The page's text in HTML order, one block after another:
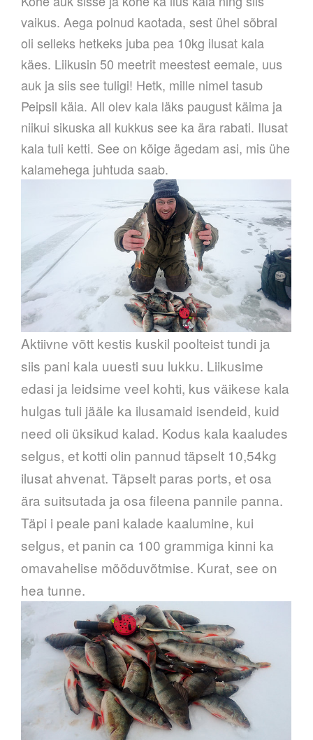
vaikus. Aega polnud kaotada, sest ühel sõbral
oli selleks hetkeks juba pea 10kg ilusat kala
käes. Liikusin 50 meetrit meestest eemale, uus
auk ja siis see tuligi! Hetk, mille nimel tasub
Peipsil käia. All olev kala läks paugust käima ja
niikui sikuska all kukkus see ka ära rabati. Ilusat
kala tuli ketti. See on kõige ägedam asi, mis ühe
kalamehega juhtuda saab.
Aktiivne võtt kestis kuskil poolteist tundi ja
siis pani kala uuesti suu lukku. Liikusime
edasi ja leidsime veel kohti, kus väikese kala
hulgas tuli jääle ka ilusamaid isendeid, kuid
need oli üksikud kalad. Kodus kala kaaludes
selgus, et kotti olin pannud täpselt 10,54kg
ilusat ahvenat. Täpselt paras ports, et osa
ära suitsutada ja osa fileena pannile panna.
Täpi i peale pani kalade kaalumine, kui
selgus, et panin ca 100 grammiga kinni ka
omavahelise mõõduvõtmise. Kurat, see on
hea tunne.